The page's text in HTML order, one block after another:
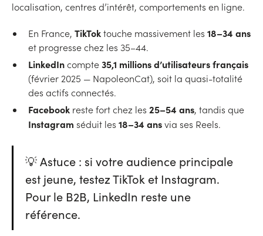
localisation, centres d’intérêt, comportements en ligne.
En France, TikToktouche massivement les 18–34 ans
et progresse chez les 35–44.
LinkedIncompte35,1 millions d’utilisateurs français
(février 2025 — NapoleonCat), soit la quasi-totalité
des actifs connectés.
Facebook reste fort chez les 25–54 ans, tandis que
Instagram séduit les 18–34 ansvia ses Reels.
💡 Astuce : si votre audience principale
est jeune, testez TikTok et Instagram.
Pour le B2B, LinkedIn reste une
référence.